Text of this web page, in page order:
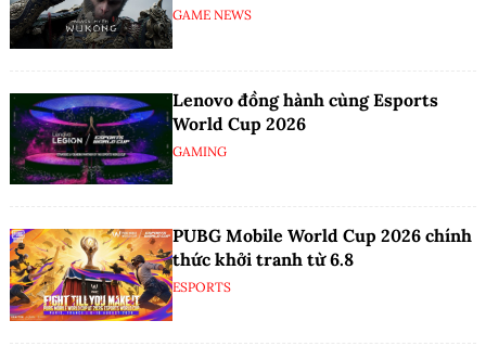
GAME NEWS
Lenovo đồng hành cùng Esports
World Cup 2026
GAMING
PUBG Mobile World Cup 2026 chính
thức khởi tranh từ 6.8
ESPORTS